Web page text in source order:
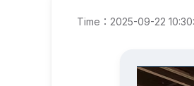
Time：2025-09-22